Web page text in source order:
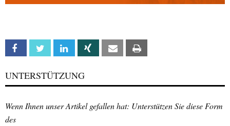
Facebook Twitter Linkedin Xing Email
UNTERSTÜTZUNG
Wenn Ihnen unser Artikel gefallen hat: Unterstützen Sie diese Form
des